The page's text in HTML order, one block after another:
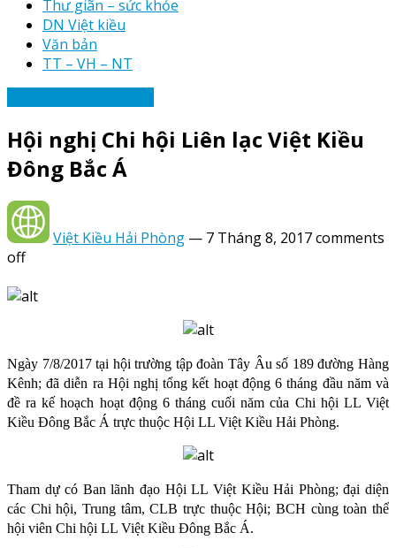
Thư giãn – sức khỏe
DN Việt kiều
Văn bản
TT – VH – NT
Hội nghị Chi hội Liên lạc Việt Kiều
Đông Bắc Á
Việt Kiều Hải Phòng — 7 Tháng 8, 2017comments
off
Ngày 7/8/2017 tại hội trường tập đoàn Tây Âu số 189 đường Hàng
Kênh; đã diễn ra Hội nghị tổng kết hoạt động 6 tháng đầu năm và
đề ra kế hoạch hoạt động 6 tháng cuối năm của Chi hội LL Việt
Kiều Đông Bắc Á trực thuộc Hội LL Việt Kiều Hải Phòng.
Tham dự có Ban lãnh đạo Hội LL Việt Kiều Hải Phòng; đại diện
các Chi hội, Trung tâm, CLB trực thuộc Hội; BCH cùng toàn thể
hội viên Chi hội LL Việt Kiều Đông Bắc Á.